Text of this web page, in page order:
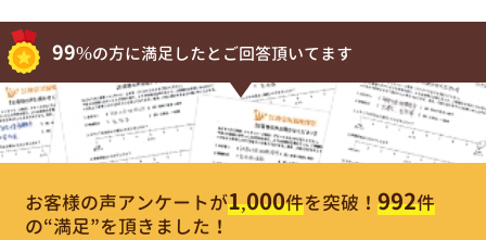
99%の方に満足したとご回答頂いてます
お客様の声アンケートが1,000件を突破！ 992件
の“満足”を頂きました！